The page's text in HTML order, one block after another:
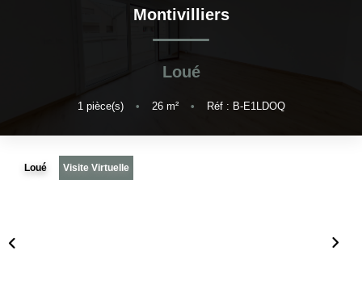
ESTIMATION
BLOG : NOS ACTUS IMMO !
Montivilliers
Loué
1 pièce(s) • 26m² • Réf : B-E1LDOQ
Loué Visite Virtuelle